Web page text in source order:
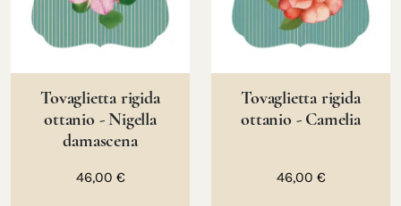
Tovaglietta rigida
ottanio - Nigella
damascena
46,00 €
Tovaglietta rigida
ottanio - Camelia
46,00 €